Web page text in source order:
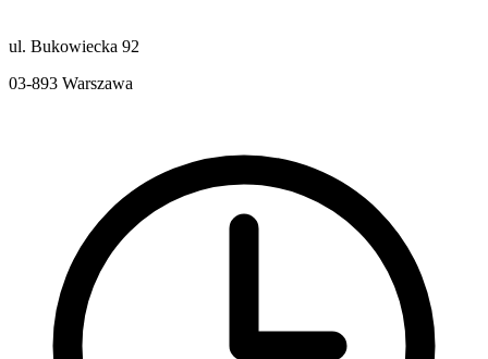
ul. Bukowiecka 92
03-893 Warszawa